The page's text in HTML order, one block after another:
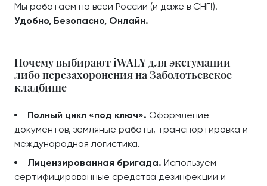
Мы работаем по всей России (и даже в СНГ!).
Удобно, Безопасно, Онлайн.
Почему выбирают iWALY для эксгумации
либо перезахоронения на Заболотьевское
кладбище
Полный цикл «под ключ». Оформление
документов, земляные работы, транспортировка и
международная логистика.
Лицензированная бригада. Используем
сертифицированные средства дезинфекции и